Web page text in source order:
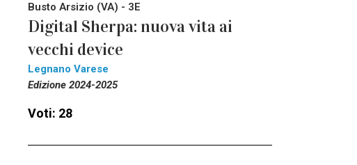
Busto Arsizio (VA) - 3E
Digital Sherpa: nuova vita ai
vecchi device
Legnano Varese
Edizione 2024-2025
Voti: 28